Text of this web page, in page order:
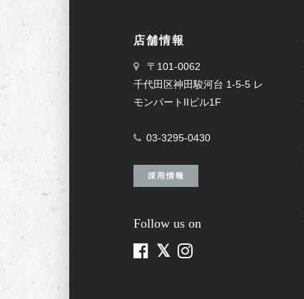
店舗情報
〒101-0062
千代田区神田駿河台 1-5-5 レ
モンパートIIビル1F
03-3295-0430
採用情報
Follow us on